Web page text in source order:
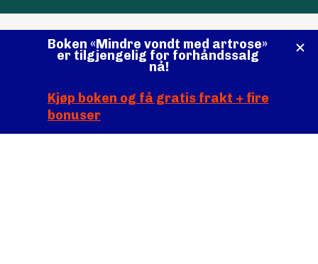
Er du klar til å få en bedre
hverdag med artrose i hofte og